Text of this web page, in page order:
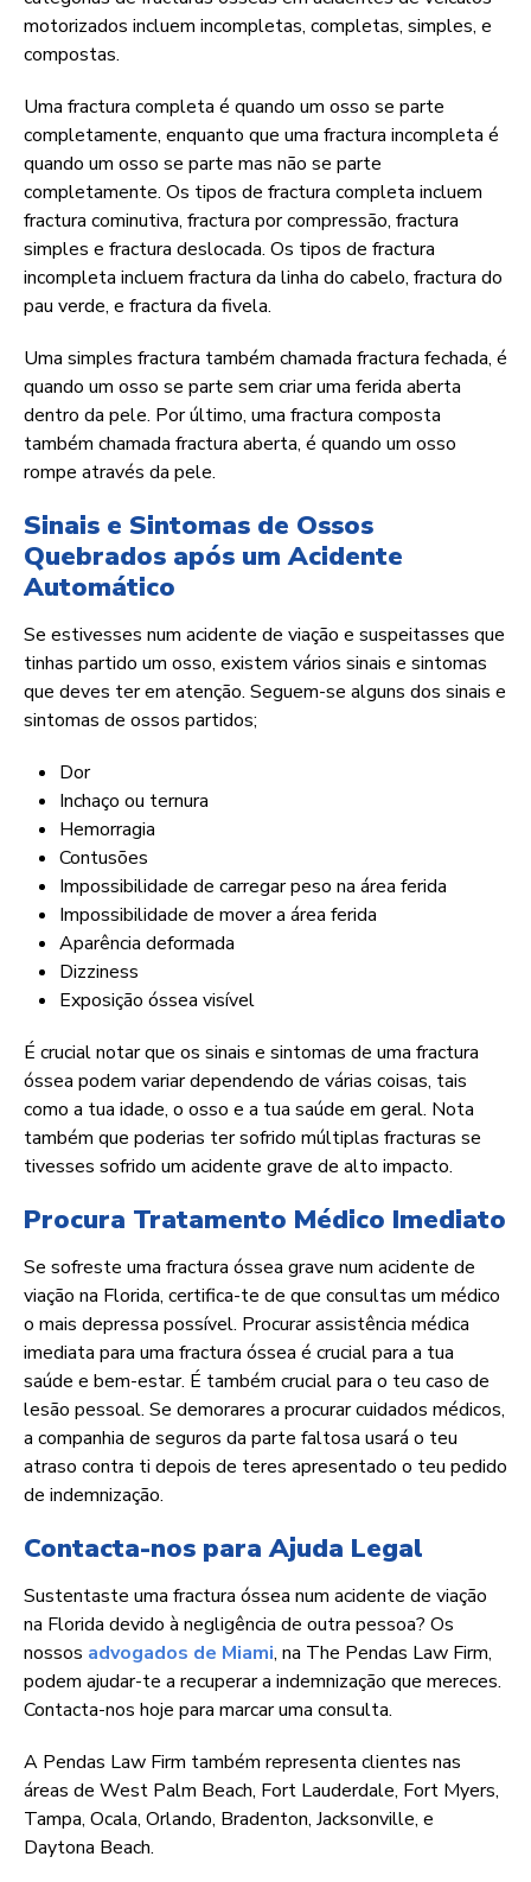
motorizados incluem incompletas, completas, simples, e
compostas.
Uma fractura completa é quando um osso se parte
completamente, enquanto que uma fractura incompleta é
quando um osso se parte mas não se parte
completamente. Os tipos de fractura completa incluem
fractura cominutiva, fractura por compressão, fractura
simples e fractura deslocada. Os tipos de fractura
incompleta incluem fractura da linha do cabelo, fractura do
pau verde, e fractura da fivela.
Uma simples fractura também chamada fractura fechada, é
quando um osso se parte sem criar uma ferida aberta
dentro da pele. Por último, uma fractura composta
também chamada fractura aberta, é quando um osso
rompe através da pele.
Sinais e Sintomas de Ossos
Quebrados após um Acidente
Automático
Se estivesses num acidente de viação e suspeitasses que
tinhas partido um osso, existem vários sinais e sintomas
que deves ter em atenção. Seguem-se alguns dos sinais e
sintomas de ossos partidos;
Dor
Inchaço ou ternura
Hemorragia
Contusões
Impossibilidade de carregar peso na área ferida
Impossibilidade de mover a área ferida
Aparência deformada
Dizziness
Exposição óssea visível
É crucial notar que os sinais e sintomas de uma fractura
óssea podem variar dependendo de várias coisas, tais
como a tua idade, o osso e a tua saúde em geral. Nota
também que poderias ter sofrido múltiplas fracturas se
tivesses sofrido um acidente grave de alto impacto.
Procura Tratamento Médico Imediato
Se sofreste uma fractura óssea grave num acidente de
viação na Florida, certifica-te de que consultas um médico
o mais depressa possível. Procurar assistência médica
imediata para uma fractura óssea é crucial para a tua
saúde e bem-estar. É também crucial para o teu caso de
lesão pessoal. Se demorares a procurar cuidados médicos,
a companhia de seguros da parte faltosa usará o teu
atraso contra ti depois de teres apresentado o teu pedido
de indemnização.
Contacta-nos para Ajuda Legal
Sustentaste uma fractura óssea num acidente de viação
na Florida devido à negligência de outra pessoa? Os
nossos advogados de Miami, na The Pendas Law Firm,
podem ajudar-te a recuperar a indemnização que mereces.
Contacta-nos hoje para marcar uma consulta.
A Pendas Law Firm também representa clientes nas
áreas de West Palm Beach, Fort Lauderdale, Fort Myers,
Tampa, Ocala, Orlando, Bradenton, Jacksonville, e
Daytona Beach.